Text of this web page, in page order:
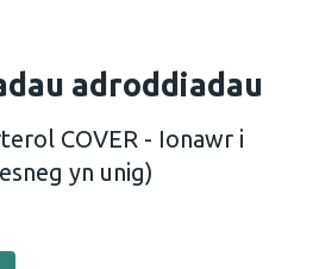
adroddiadau
COVER - Ionawr i
yn unig)
chwarterol COVER -